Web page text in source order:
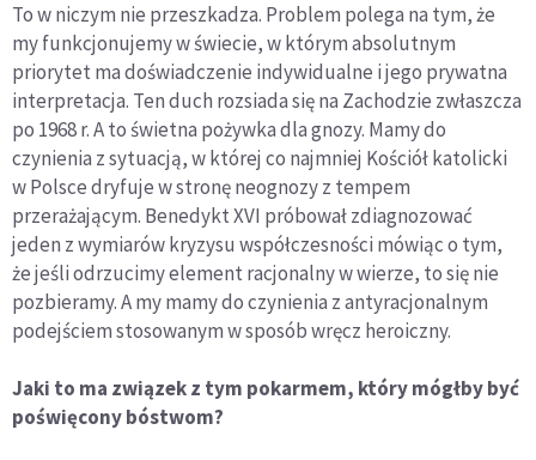
To w niczym nie przeszkadza. Problem polega na tym, że
my funkcjonujemy w świecie, w którym absolutnym
priorytet ma doświadczenie indywidualne i jego prywatna
interpretacja. Ten duch rozsiada się na Zachodzie zwłaszcza
po 1968 r. A to świetna pożywka dla gnozy. Mamy do
czynienia z sytuacją, w której co najmniej Kościół katolicki
w Polsce dryfuje w stronę neognozy z tempem
przerażającym. Benedykt XVI próbował zdiagnozować
jeden z wymiarów kryzysu współczesności mówiąc o tym,
że jeśli odrzucimy element racjonalny w wierze, to się nie
pozbieramy. A my mamy do czynienia z antyracjonalnym
podejściem stosowanym w sposób wręcz heroiczny.
Jaki to ma związek z tym pokarmem, który mógłby być
poświęcony bóstwom?